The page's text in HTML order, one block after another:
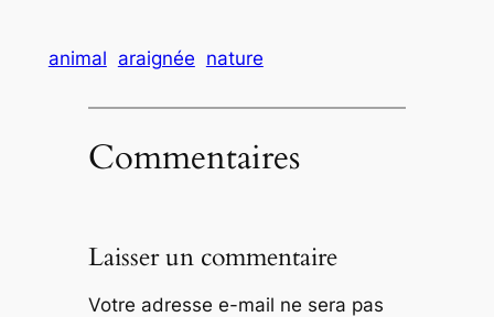
animal araignée nature
Commentaires
Laisser un commentaire
Votre adresse e-mail ne sera pas